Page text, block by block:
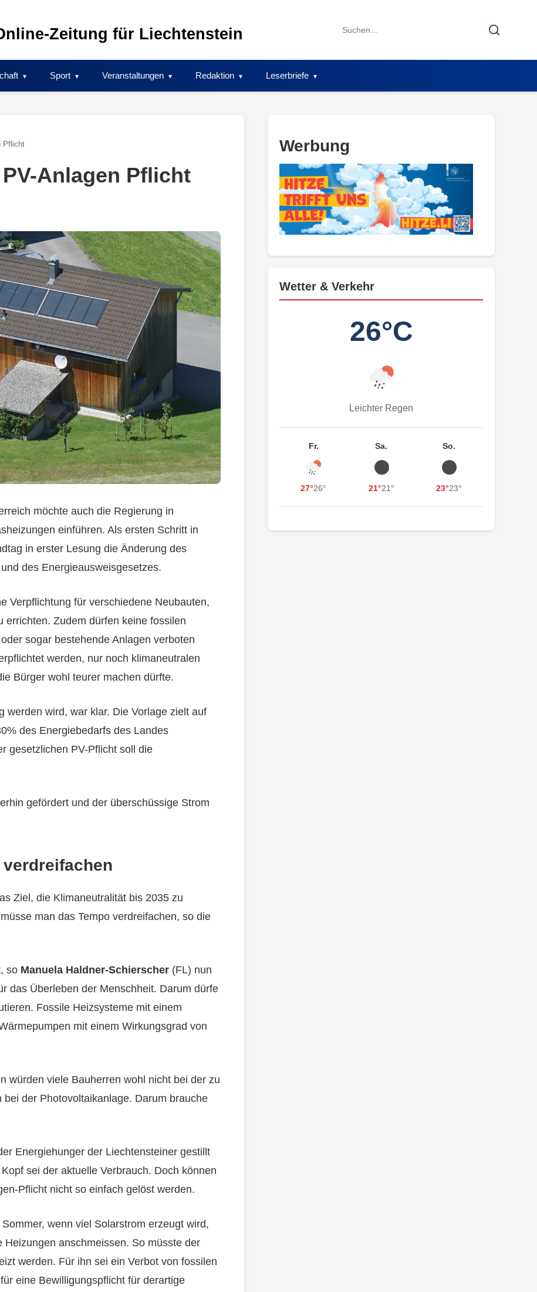
Zeitung für Liechtenstein
Search
Search
Sport Veranstaltungen Redaktion Leserbriefe
Pflicht
Anlagen Pflicht
möchte auch die Regierung in
einführen. Als ersten Schritt in
in erster Lesung die Änderung des
des Energieausweisgesetzes.
Verpflichtung für verschiedene Neubauten,
errichten. Zudem dürfen keine fossilen
sogar bestehende Anlagen verboten
werden, nur noch klimaneutralen
Bürger wohl teurer machen dürfte.
werden wird, war klar. Die Vorlage zielt auf
des Energiebedarfs des Landes
gesetzlichen PV-Pflicht soll die
gefördert und der überschüssige Strom
Ziel, die Klimaneutralität bis 2035 zu
man das Tempo verdreifachen, so die
so Manuela Haldner-Schierscher (FL) nun
das Überleben der Menschheit. Darum dürfe
Fossile Heizsysteme mit einem
mit einem Wirkungsgrad von
würden viele Bauherren wohl nicht bei der zu
der Photovoltaikanlage. Darum brauche
Energiehunger der Liechtensteiner gestillt
sei der aktuelle Verbrauch. Doch können
Pflicht nicht so einfach gelöst werden.
wenn viel Solarstrom erzeugt wird,
anschmeissen. So müsste der
werden. Für ihn sei ein Verbot von fossilen
eine Bewilligungspflicht für derartige
Werbung
Wetter & Verkehr
26°C
Leichter Regen
Fr.
27°26°
Sa.
21°21°
So.
23°23°